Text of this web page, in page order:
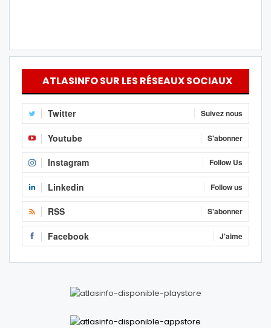
ATLASINFO SUR LES RÉSEAUX SOCIAUX
Twitter Suivez nous
Youtube S'abonner
Instagram Follow Us
Linkedin Follow us
RSS S'abonner
Facebook J'aime